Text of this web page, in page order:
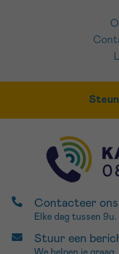
Contacteer
Elke dag tussen 9u.
Stuur een
We helpen je graag